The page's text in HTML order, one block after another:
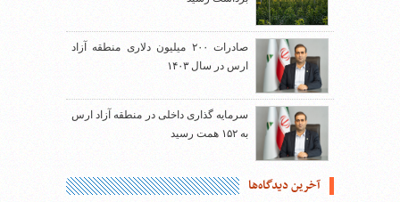
صادرات ۲۰۰ میلیون دلاری منطقه آزاد
ارس در سال ۱۴۰۳
سرمایه گذاری داخلی در منطقه آزاد ارس
به ۱۵۲ همت رسید
آخرین دیدگاه‌ها